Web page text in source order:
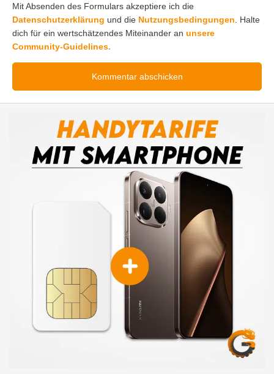
Mit Absenden des Formulars akzeptiere ich die
Datenschutzerklärung und die Nutzungsbedingungen . Halte
dich für ein wertschätzendes Miteinander an unsere
Community-Guidelines.